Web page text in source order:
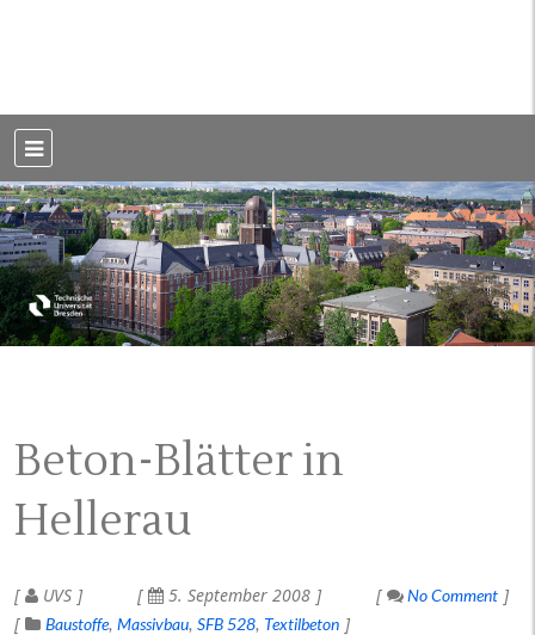
Dresden
Beton-Blätter in
Hellerau
UVS 5. September 2008
No Comment
Baustoffe Massivbau SFB 528 Textilbeton